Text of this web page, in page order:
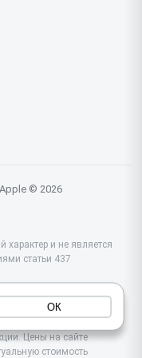
© 2026
и не является
статьи 437
техники Apple, но не
а также
Цены на сайте
стоимость
ОК